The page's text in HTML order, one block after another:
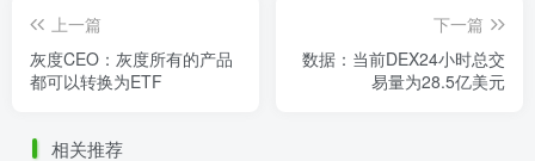
上一篇
灰度CEO：灰度所有的产品
都可以转换为ETF
下一篇
数据：当前DEX24小时总交
易量为28.5亿美元
相关推荐